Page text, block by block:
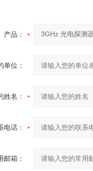
产品：
单位：
姓名：
电话：
邮箱：